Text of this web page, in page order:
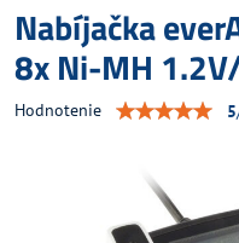
Nabíjačka
8x Ni-MH
Hodnotenie 5